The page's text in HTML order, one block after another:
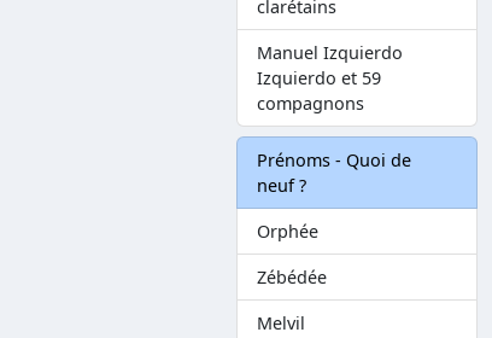
clarétains
Manuel Izquierdo
Izquierdo et 59
compagnons
Prénoms - Quoi de
neuf ?
Orphée
Zébédée
Melvil